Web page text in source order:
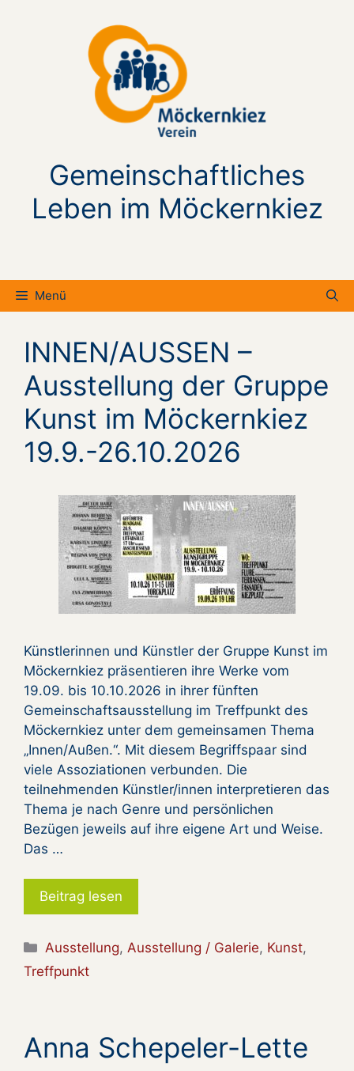
Gemeinschaftliches
Leben im Möckernkiez
Menü
INNEN/AUSSEN –
Ausstellung der Gruppe
Kunst im Möckernkiez
19.9.-26.10.2026
Künstlerinnen und Künstler der Gruppe Kunst im
Möckernkiez präsentieren ihre Werke vom
19.09. bis 10.10.2026 in ihrer fünften
Gemeinschaftsausstellung im Treffpunkt des
Möckern­kiez unter dem gemeinsamen Thema
„Innen/Außen.“. Mit diesem Begriffspaar sind
viele As­soziationen verbunden. Die
teilnehmenden Künstler/innen interpretieren das
Thema je nach Genre und persönlichen
Bezügen jeweils auf ihre eigene Art und Weise.
Das …
Beitrag lesen
Kategorien
Ausstellung,Ausstellung / Galerie, Kunst,
Treffpunkt
Anna Schepeler-Lette